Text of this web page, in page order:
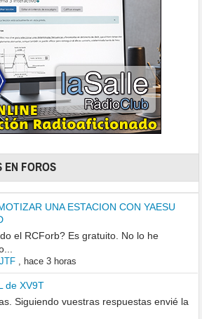
EN FOROS
UNA ESTACION CON YAESU
el RCForb? Es gratuito. No lo he
, hace 3 horas
de XV9T
Siguiendo vuestras respuestas envié la